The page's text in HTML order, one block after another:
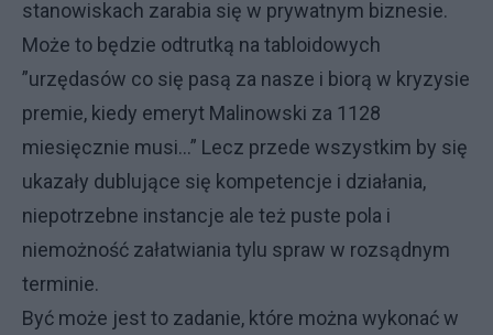
stanowiskach zarabia się w prywatnym biznesie.
Może to będzie odtrutką na tabloidowych
”urzędasów co się pasą za nasze i biorą w kryzysie
premie, kiedy emeryt Malinowski za 1128
miesięcznie musi…” Lecz przede wszystkim by się
ukazały dublujące się kompetencje i działania,
niepotrzebne instancje ale też puste pola i
niemożność załatwiania tylu spraw w rozsądnym
terminie.
Być może jest to zadanie, które można wykonać w